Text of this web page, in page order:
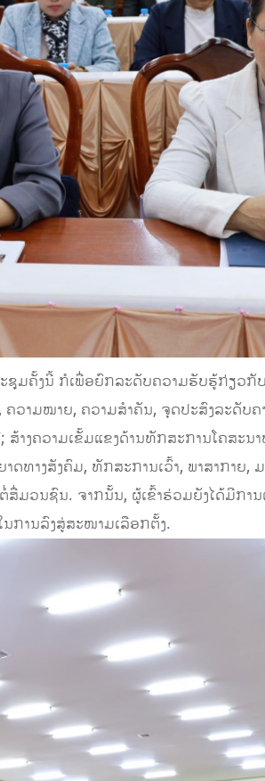
ຊຸມຄັ້ງນີ້ ກໍເພື່ອຍົກລະດັບຄວາມຮັບຮູ້ກ່ຽວກັ
ວາມໝາຍ, ຄວາມສຳຄັນ, ຈຸດປະສົງລະດັບ
າງຄວາມເຂັ້ມແຂງດ້ານທັກສະການໂຄສະ
ທາງສັງຄົມ, ທັກສະການເວົ້າ, ພາສາກາຍ,
ມວນຊົນ. ຈາກນັ້ນ, ຜູ້ເຂົ້າຮ່ວມຍັງໄດ້ມີການ
ການລົງສູ່ສະໜາມເລືອກຕັ້ງ.